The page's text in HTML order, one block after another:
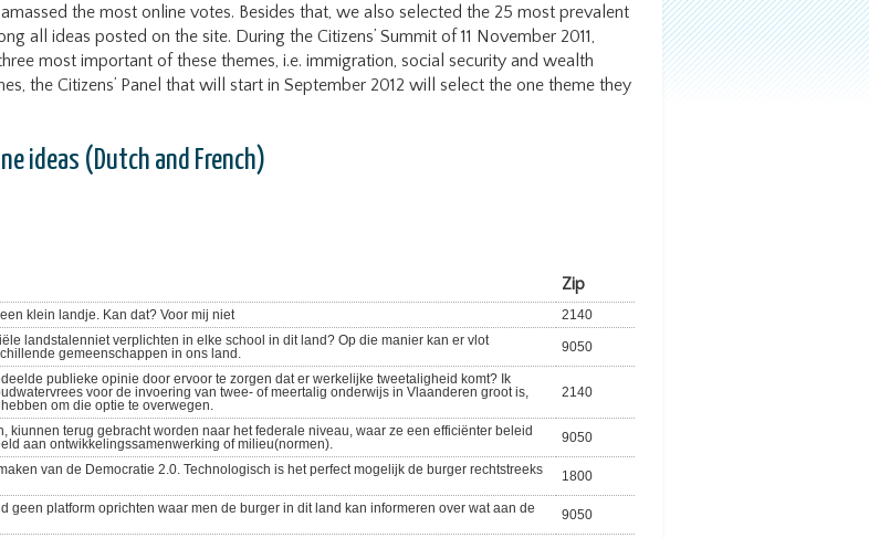
the most online votes. Besides that, we also selected the 25 most prevalent
all ideas posted on the site. During the Citizens’ Summit of 11 November 2011,
most important of these themes, i.e. immigration, social security and wealth
the Citizens’ Panel that will start in September 2012 will select the one theme they
ideas (Dutch and French)
Zip
klein landje. Kan dat? Voor mij niet
2140
landstalenniet verplichten in elke school in dit land? Op die manier kan er vlot
gemeenschappen in ons land.
9050
publieke opinie door ervoor te zorgen dat er werkelijke tweetaligheid komt? Ik
voor de invoering van twee- of meertalig onderwijs in Vlaanderen groot is,
om die optie te overwegen.
2140
kiunnen terug gebracht worden naar het federale niveau, waar ze een efficiënter beleid
aan ontwikkelingssamenwerking of milieu(normen).
9050
van de Democratie 2.0. Technologisch is het perfect mogelijk de burger rechtstreeks
1800
geen platform oprichten waar men de burger in dit land kan informeren over wat aan de
9050